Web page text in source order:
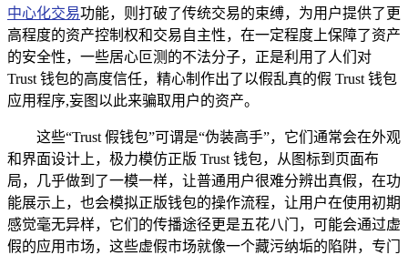
中心化交易功能，则打破了传统交易的束缚，为用户提供了更
高程度的资产控制权和交易自主性，在一定程度上保障了资产
的安全性，一些居心叵测的不法分子，正是利用了人们对
Trust 钱包的高度信任，精心制作出了以假乱真的假 Trust 钱包
应用程序,妄图以此来骗取用户的资产。
这些“Trust 假钱包”可谓是“伪装高手”，它们通常会在外观
和界面设计上，极力模仿正版 Trust 钱包，从图标到页面布
局，几乎做到了一模一样，让普通用户很难分辨出真假，在功
能展示上，也会模拟正版钱包的操作流程，让用户在使用初期
感觉毫无异样，它们的传播途径更是五花八门，可能会通过虚
假的应用市场，这些虚假市场就像一个藏污纳垢的陷阱，专门